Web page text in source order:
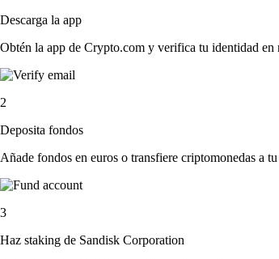
Descarga la app
Obtén la app de Crypto.com y verifica tu identidad en
2
Deposita fondos
Añade fondos en euros o transfiere criptomonedas a
3
Haz staking de Sandisk Corporation